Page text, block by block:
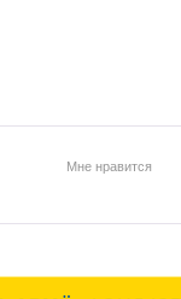
Мне нравится